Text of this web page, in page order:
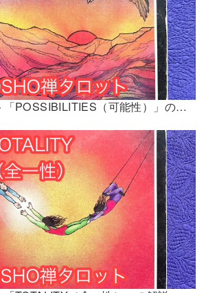
OSHO禅タロット「POSSIBILITIES（可能性）」の解説 2024年4月の門鑑定（財門）